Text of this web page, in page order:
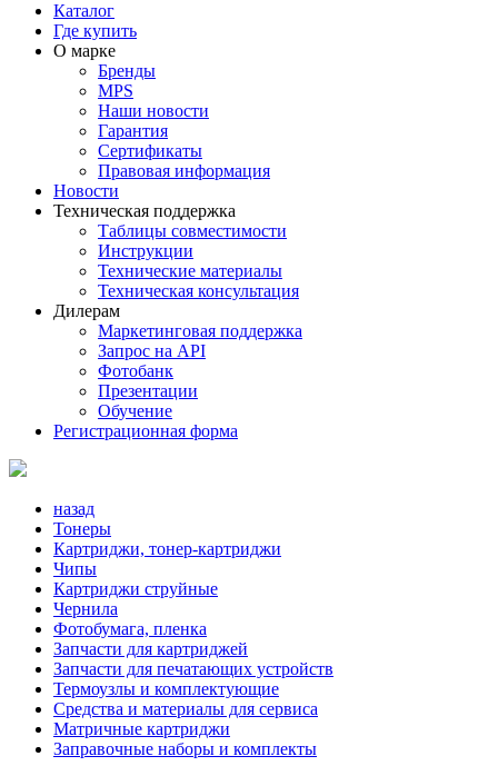
Каталог
Где купить
О марке
Бренды
MPS
Наши новости
Гарантия
Сертификаты
Правовая информация
Новости
Техническая поддержка
Таблицы совместимости
Инструкции
Технические материалы
Техническая консультация
Дилерам
Маркетинговая поддержка
Запрос на API
Фотобанк
Презентации
Обучение
Регистрационная форма
назад
Тонеры
Картриджи, тонер-картриджи
Чипы
Картриджи струйные
Чернила
Фотобумага, пленка
Запчасти для картриджей
Запчасти для печатающих устройств
Термоузлы и комплектующие
Средства и материалы для сервиса
Матричные картриджи
Заправочные наборы и комплекты